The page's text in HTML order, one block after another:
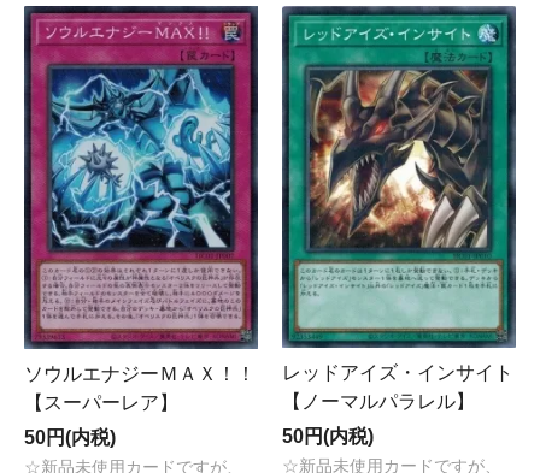
ソウルエナジーＭＡＸ！！
【スーパーレア】
50円(内税)
☆新品未使用カードですが、
レッドアイズ・インサイト
【ノーマルパラレル】
50円(内税)
☆新品未使用カードですが、